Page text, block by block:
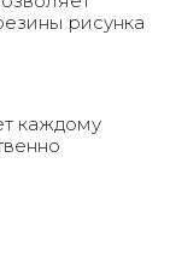
рисунка
каждому